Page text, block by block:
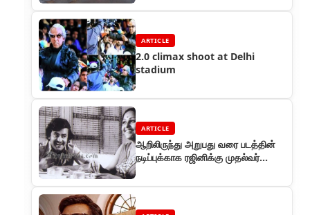
ARTICLE
2.0 climax shoot at Delhi
stadium
ARTICLE
ஆறிலிருந்து அறுபது வரை படத்தின்
நடிப்புக்காக ரஜினிக்கு முதல்வர்